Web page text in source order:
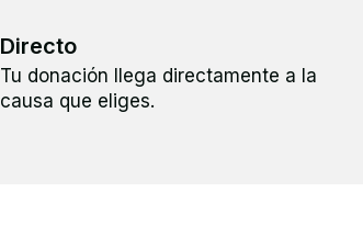
Directo
Tu donación llega directamente a la
causa que eliges.